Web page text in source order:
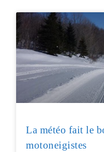
La météo fait le
motoneigistes